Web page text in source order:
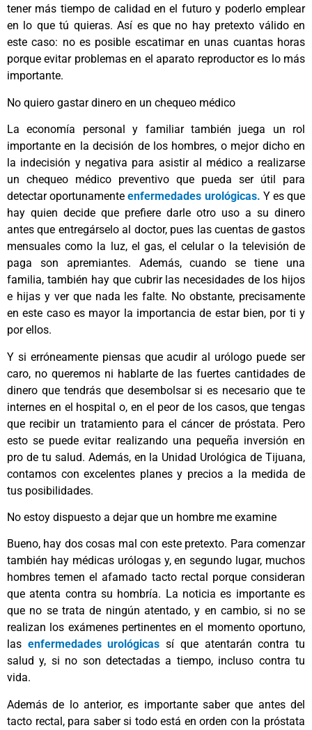
tener más tiempo de calidad en el futuro y poderlo emplear
en lo que tú quieras. Así es que no hay pretexto válido en
este caso: no es posible escatimar en unas cuantas horas
porque evitar problemas en el aparato reproductor es lo más
importante.
No quiero gastar dinero en un chequeo médico
La economía personal y familiar también juega un rol
importante en la decisión de los hombres, o mejor dicho en
la indecisión y negativa para asistir al médico a realizarse
un chequeo médico preventivo que pueda ser útil para
detectar oportunamenteenfermedades urológicas. Y es que
hay quien decide que prefiere darle otro uso a su dinero
antes que entregárselo al doctor, pues las cuentas de gastos
mensuales como la luz, el gas, el celular o la televisión de
paga son apremiantes. Además, cuando se tiene una
familia, también hay que cubrir las necesidades de los hijos
e hijas y ver que nada les falte. No obstante, precisamente
en este caso es mayor la importancia de estar bien, por ti y
por ellos.
Y si erróneamente piensas que acudir al urólogo puede ser
caro, no queremos ni hablarte de las fuertes cantidades de
dinero que tendrás que desembolsar si es necesario que te
internes en el hospital o, en el peor de los casos, que tengas
que recibir un tratamiento para el cáncer de próstata. Pero
esto se puede evitar realizando una pequeña inversión en
pro de tu salud. Además, en la Unidad Urológica de Tijuana,
contamos con excelentes planes y precios a la medida de
tus posibilidades.
No estoy dispuesto a dejar que un hombre me examine
Bueno, hay dos cosas mal con este pretexto. Para comenzar
también hay médicas urólogas y, en segundo lugar, muchos
hombres temen el afamado tacto rectal porque consideran
que atenta contra su hombría. La noticia es importante es
que no se trata de ningún atentado, y en cambio, si no se
realizan los exámenes pertinentes en el momento oportuno,
las enfermedades urológicassí que atentarán contra tu
salud y, si no son detectadas a tiempo, incluso contra tu
vida.
Además de lo anterior, es importante saber que antes del
tacto rectal, para saber si todo está en orden con la próstata